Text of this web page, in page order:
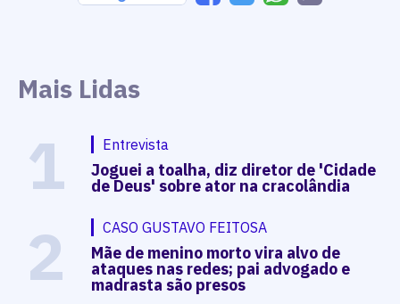
Mais Lidas
1 Entrevista
Joguei a toalha, diz diretor de 'Cidade
de Deus' sobre ator na cracolândia
2 CASO GUSTAVO FEITOSA
Mãe de menino morto vira alvo de
ataques nas redes; pai advogado e
madrasta são presos